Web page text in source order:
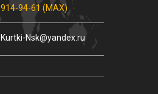
914-94-61 (MAX)
Kurtki-Nsk@yandex.ru